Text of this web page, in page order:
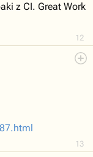
12
z CI. Great Work
13